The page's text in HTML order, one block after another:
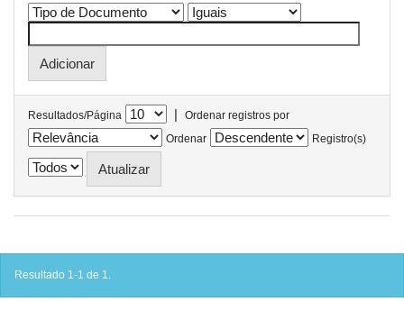
Resultados/Página |
Ordenar registros por
Ordenar
Registro(s)
Resultado 1-1 de 1.